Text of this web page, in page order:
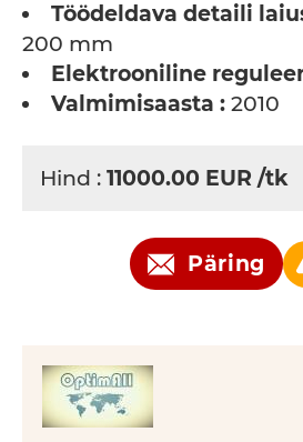
Töödeldava detaili
200 mm
Elektrooniline
Valmimisaasta : 2010
Hind : 11000.00 EUR /tk
Päring